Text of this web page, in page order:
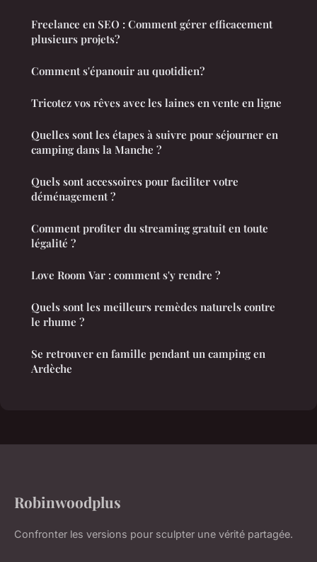
Freelance en SEO : Comment gérer efficacement
plusieurs projets?
Comment s'épanouir au quotidien?
Tricotez vos rêves avec les laines en vente en ligne
Quelles sont les étapes à suivre pour séjourner en
camping dans la Manche ?
Quels sont accessoires pour faciliter votre
déménagement ?
Comment profiter du streaming gratuit en toute
légalité ?
Love Room Var : comment s'y rendre ?
Quels sont les meilleurs remèdes naturels contre
le rhume ?
Se retrouver en famille pendant un camping en
Ardèche
Robinwoodplus
Confronter les versions pour sculpter une vérité partagée.